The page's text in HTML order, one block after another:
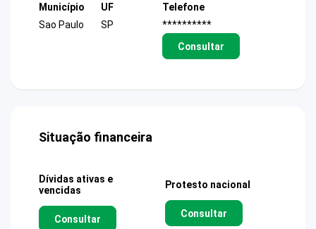
Município
Sao Paulo
UF
SP
Telefone
**********
Consultar
Situação financeira
Dívidas ativas e
vencidas
Consultar
Protesto nacional
Consultar